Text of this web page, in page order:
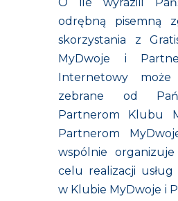
odrębną pisemną
skorzystania z
MyDwoje i
Internetowy może
zebrane od
Partnerom Klubu
Partnerom
wspólnie
celu realizacji
w Klubie MyDwoje i